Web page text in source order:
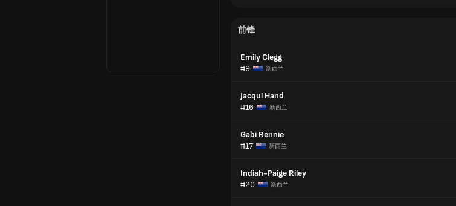
前锋
Emily Clegg
#9
新西兰
Jacqui Hand
#16
新西兰
Gabi Rennie
#17
新西兰
Indiah-Paige Riley
#20
新西兰